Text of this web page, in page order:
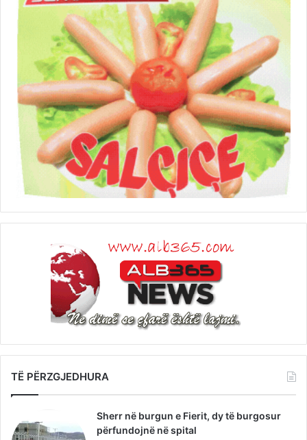
TË PËRZGJEDHURA
Sherr në burgun e Fierit, dy të burgosur
përfundojnë në spital